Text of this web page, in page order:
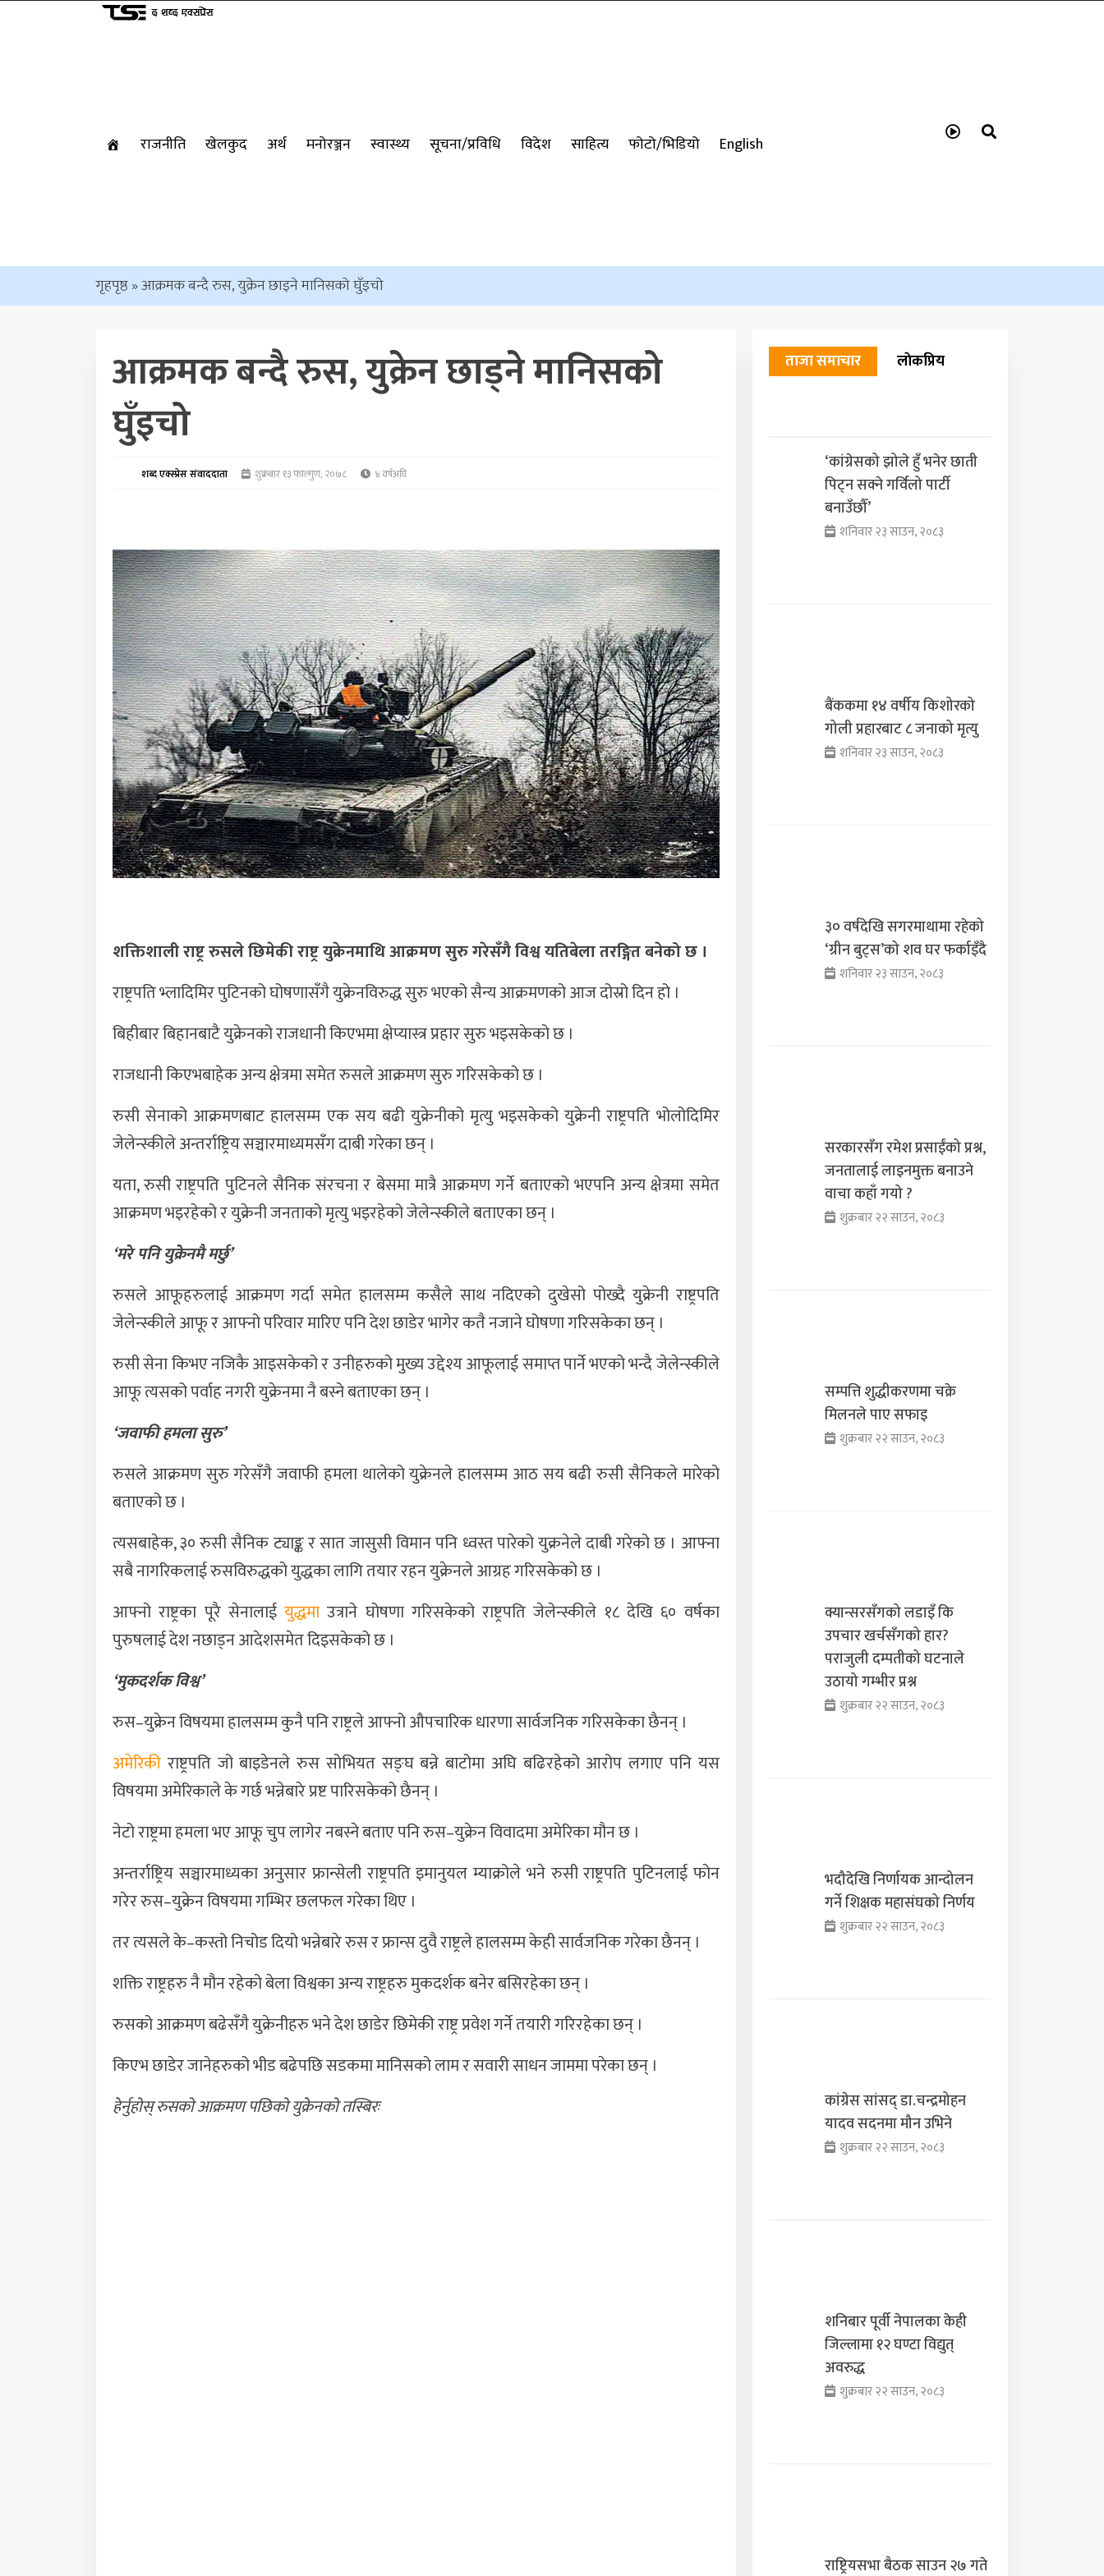
राजनीति खेलकुद अर्थ मनोरञ्जन स्वास्थ्य सूचना/प्रविधि विदेश साहित्य फोटो/भिडियो English
गृहपृष्ठ»आक्रमक बन्दै रुस, युक्रेन छाड्ने मानिसको घुँइचो
आक्रमक बन्दै रुस, युक्रेन छाड्ने मानिसको
घुँइचो
शब्द एक्स्प्रेस संवाददाता शुक्रबार १३ फाल्गुण, २०७८ ४ वर्षअघि
शक्तिशाली राष्ट्र रुसले छिमेकी राष्ट्र युक्रेनमाथि आक्रमण सुरु गरेसँगै विश्व यतिबेला तरङ्गित बनेको छ ।
राष्ट्रपति भ्लादिमिर पुटिनको घोषणासँगै युक्रेनविरुद्ध सुरु भएको सैन्य आक्रमणको आज दोस्रो दिन हो ।
बिहीबार बिहानबाटै युक्रेनको राजधानी किएभमा क्षेप्यास्त्र प्रहार सुरु भइसकेको छ ।
राजधानी किएभबाहेक अन्य क्षेत्रमा समेत रुसले आक्रमण सुरु गरिसकेको छ ।
रुसी सेनाको आक्रमणबाट हालसम्म एक सय बढी युक्रेनीको मृत्यु भइसकेको युक्रेनी राष्ट्रपति भोलोदिमिर
जेलेन्स्कीले अन्तर्राष्ट्रिय सञ्चारमाध्यमसँग दाबी गरेका छन् ।
यता, रुसी राष्ट्रपति पुटिनले सैनिक संरचना र बेसमा मात्रै आक्रमण गर्ने बताएको भएपनि अन्य क्षेत्रमा समेत
आक्रमण भइरहेको र युक्रेनी जनताको मृत्यु भइरहेको जेलेन्स्कीले बताएका छन् ।
‘मरे पनि युक्रेनमै मर्छु’
रुसले आफूहरुलाई आक्रमण गर्दा समेत हालसम्म कसैले साथ नदिएको दुखेसो पोख्दै युक्रेनी राष्ट्रपति
जेलेन्स्कीले आफू र आफ्नो परिवार मारिए पनि देश छाडेर भागेर कतै नजाने घोषणा गरिसकेका छन् ।
रुसी सेना किभए नजिकै आइसकेको र उनीहरुको मुख्य उद्देश्य आफूलाई समाप्त पार्ने भएको भन्दै जेलेन्स्कीले
आफू त्यसको पर्वाह नगरी युक्रेनमा नै बस्ने बताएका छन् ।
‘जवाफी हमला सुरु’
रुसले आक्रमण सुरु गरेसँगै जवाफी हमला थालेको युक्रेनले हालसम्म आठ सय बढी रुसी सैनिकले मारेको
बताएको छ ।
त्यसबाहेक, ३० रुसी सैनिक ट्याङ्क र सात जासुसी विमान पनि ध्वस्त पारेको युक्रनेले दाबी गरेको छ । आफ्ना
सबै नागरिकलाई रुसविरुद्धको युद्धका लागि तयार रहन युक्रेनले आग्रह गरिसकेको छ ।
आफ्नो राष्ट्रका पूरै सेनालाईयुद्धमा उत्राने घोषणा गरिसकेको राष्ट्रपति जेलेन्स्कीले १८ देखि ६० वर्षका
पुरुषलाई देश नछाड्न आदेशसमेत दिइसकेको छ ।
‘मुकदर्शक विश्व’
रुस–युक्रेन विषयमा हालसम्म कुनै पनि राष्ट्रले आफ्नो औपचारिक धारणा सार्वजनिक गरिसकेका छैनन् ।
अमेरिकी राष्ट्रपति जो बाइडेनले रुस सोभियत सङ्घ बन्ने बाटोमा अघि बढिरहेको आरोप लगाए पनि यस
विषयमा अमेरिकाले के गर्छ भन्नेबारे प्रष्ट पारिसकेको छैनन् ।
नेटो राष्ट्रमा हमला भए आफू चुप लागेर नबस्ने बताए पनि रुस–युक्रेन विवादमा अमेरिका मौन छ ।
अन्तर्राष्ट्रिय सञ्चारमाध्यका अनुसार फ्रान्सेली राष्ट्रपति इमानुयल म्याक्रोले भने रुसी राष्ट्रपति पुटिनलाई फोन
गरेर रुस–युक्रेन विषयमा गम्भिर छलफल गरेका थिए ।
तर त्यसले के–कस्तो निचोड दियो भन्नेबारे रुस र फ्रान्स दुवै राष्ट्रले हालसम्म केही सार्वजनिक गरेका छैनन् ।
शक्ति राष्ट्रहरु नै मौन रहेको बेला विश्वका अन्य राष्ट्रहरु मुकदर्शक बनेर बसिरहेका छन् ।
रुसको आक्रमण बढेसँगै युक्रेनीहरु भने देश छाडेर छिमेकी राष्ट्र प्रवेश गर्ने तयारी गरिरहेका छन् ।
किएभ छाडेर जानेहरुको भीड बढेपछि सडकमा मानिसको लाम र सवारी साधन जाममा परेका छन् ।
हेर्नुहाेस् रुसकाे आक्रमण पछिकाे युक्रेनकाे तस्बिरः
ताजा समाचार लाेकप्रिय
‘कांग्रेसको झोले हुँ भनेर छाती
पिट्न सक्ने गर्विलो पार्टी
बनाउँछौँ’
शनिवार २३ साउन, २०८३
बैंककमा १४ वर्षीय किशोरको
गोली प्रहारबाट ८ जनाको मृत्यु
शनिवार २३ साउन, २०८३
३० वर्षदेखि सगरमाथामा रहेको
‘ग्रीन बुट्स’को शव घर फर्काइँदै
शनिवार २३ साउन, २०८३
सरकारसँग रमेश प्रसाईंको प्रश्न,
जनतालाई लाइनमुक्त बनाउने
वाचा कहाँ गयो ?
शुक्रबार २२ साउन, २०८३
सम्पत्ति शुद्धीकरणमा चक्रे
मिलनले पाए सफाइ
शुक्रबार २२ साउन, २०८३
क्यान्सरसँगको लडाइँ कि
उपचार खर्चसँगको हार?
पराजुली दम्पतीको घटनाले
उठायो गम्भीर प्रश्न
शुक्रबार २२ साउन, २०८३
भदौदेखि निर्णायक आन्दोलन
गर्ने शिक्षक महासंघको निर्णय
शुक्रबार २२ साउन, २०८३
कांग्रेस सांसद् डा‍‍.चन्द्रमोहन
यादव सदनमा मौन उभिने
शुक्रबार २२ साउन, २०८३
शनिबार पूर्वी नेपालका केही
जिल्लामा १२ घण्टा विद्युत्
अवरुद्ध
शुक्रबार २२ साउन, २०८३
राष्ट्रियसभा बैठक साउन २७ गते